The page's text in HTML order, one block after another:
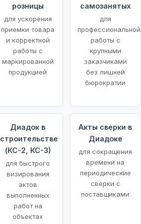
розницы
для ускорения
приемки товара
и корректной
работы с
маркированной
продукцией
самозанятых
для
профессиональной
работы с
крупными
заказчиками
без лишней
бюрократии
Диадок в
строительстве
(КС-2, КС-3)
для быстрого
визирования
актов
выполненных
работ на
объектах
Акты сверки в
Диадоке
для сокращения
времени на
периодические
сверки с
поставщиками